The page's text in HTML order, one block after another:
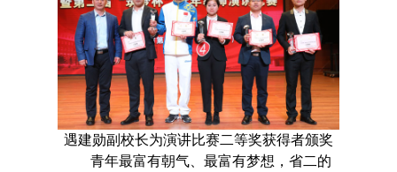
遇建勋副校长为演讲比赛二等奖获得者颁奖
青年最富有朝气、最富有梦想，省二的